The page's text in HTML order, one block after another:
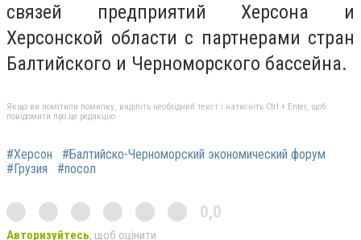
связей предприятий Херсона и
Херсонской области с партнерами стран
Балтийского и Черноморского бассейна.
Якщо ви помітили помилку, виділіть необхідний текст і натисніть Ctrl + Enter, щоб
повідомити про це редакцію
#Херсон
#Балтийско-Черноморский экономический форум
#Грузия
#посол
0,0
Авторизуйтесь, щоб оцінити